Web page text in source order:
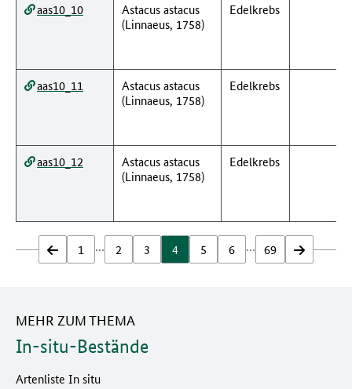
aas10_10
Astacus astacus
(Linnaeus, 1758)
Edelkrebs
aas10_11
Astacus astacus
(Linnaeus, 1758)
Edelkrebs
aas10_12
Astacus astacus
(Linnaeus, 1758)
Edelkrebs
zurück
1 … 2 3 4 5 6 … 69 vor
MEHR ZUM THEMA
In-situ-Bestände
Artenliste In situ